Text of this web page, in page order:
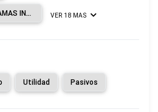
PUBLICACIÓN DE PROGRAMAS INFORMÁTICOS. VER 18 MAS
Utilidad Pasivos